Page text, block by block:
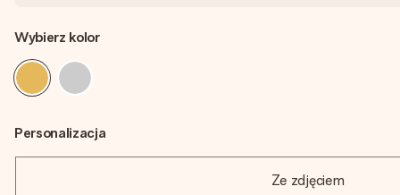
Wybierz kolor
Personalizacja
Ze zdjęciem